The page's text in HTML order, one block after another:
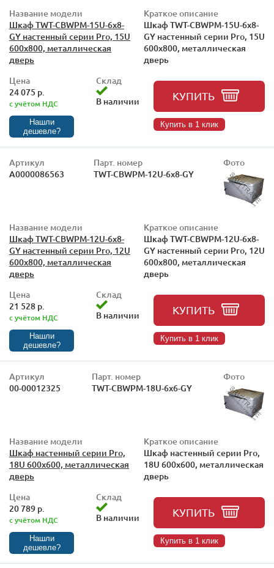
Название модели
Шкаф TWT-CBWPM-15U-6x8-
GY настенный серии Pro, 15U
600x800, металлическая
дверь
Краткое описание
Шкаф TWT-CBWPM-15U-6x8-
GY настенный серии Pro, 15U
600x800, металлическая
дверь
Цена
24 075 р.
с учётом НДС
Нашли
дешевле?
Склад
В наличии
КУПИТЬ
Купить в 1 клик
Артикул
А0000086563
Парт. номер
TWT-CBWPM-12U-6x8-GY
Фото
Название модели
Шкаф TWT-CBWPM-12U-6x8-
GY настенный серии Pro, 12U
600x800, металлическая
дверь
Краткое описание
Шкаф TWT-CBWPM-12U-6x8-
GY настенный серии Pro, 12U
600x800, металлическая
дверь
Цена
21 528 р.
с учётом НДС
Нашли
дешевле?
Склад
В наличии
КУПИТЬ
Купить в 1 клик
Артикул
00-00012325
Парт. номер
TWT-CBWPM-18U-6x6-GY
Фото
Название модели
Шкаф настенный серии Pro,
18U 600x600, металлическая
дверь
Краткое описание
Шкаф настенный серии Pro,
18U 600x600, металлическая
дверь
Цена
20 789 р.
с учётом НДС
Нашли
дешевле?
Склад
В наличии
КУПИТЬ
Купить в 1 клик